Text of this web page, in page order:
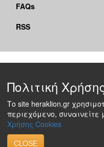
FAQs
RSS
Πολιτική
Το site heraklion.gr
περιεχόμενο, συναινείτε
Χρήσης Cookies
CLOSE